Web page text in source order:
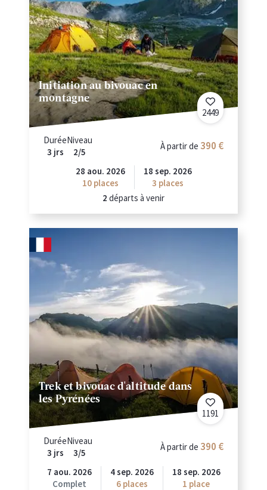
Initiation au bivouac en
montagne
2449
Durée
3 jrs
Niveau
2/5
À partir de 390 €
28 aou. 2026
10places
18 sep. 2026
3 places
2 départs à venir
Trek et bivouac d'altitude dans
les Pyrénées
1191
Durée
3 jrs
Niveau
3/5
À partir de 390 €
7 aou. 2026
Complet
4 sep. 2026
6places
18 sep. 2026
1 place